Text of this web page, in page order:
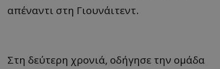
απέναντι στη Γιουνάιτεντ.
Στη δεύτερη χρονιά, οδήγησε την ομάδα